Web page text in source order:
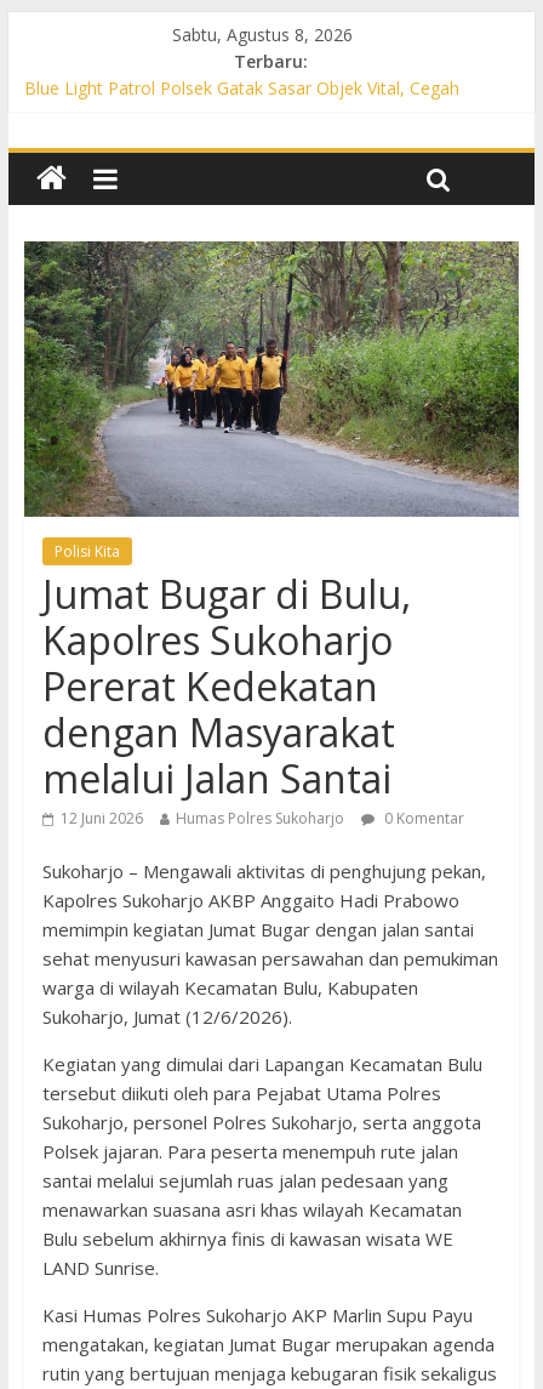
Sabtu, Agustus 8, 2026
Terbaru:
Blue Light Patrol Polsek Gatak Sasar Objek Vital, Cegah
Permukiman, Antisipasi 3C dan Gangguan Kamtibmas
Patroli KRYD Polsek Baki Sisir Titik Rawan, Cegah 3C hingga
Patroli Blue Light Polsek Nguter Sasar Perbankan hingga
Permukiman, Antisipasi 3C dan Gangguan Kamtibmas
Blue Light Patrol Polsek Tawangsari Sisir Belasan Desa, Cegah
Kejahatan 3C dan Gangguan Kamtibmas
Polisi Kita
Jumat Bugar di Bulu,
Kapolres Sukoharjo
Pererat Kedekatan
dengan Masyarakat
melalui Jalan Santai
12 Juni 2026 Humas Polres Sukoharjo 0 Komentar
Sukoharjo – Mengawali aktivitas di penghujung pekan,
Kapolres Sukoharjo AKBP Anggaito Hadi Prabowo
memimpin kegiatan Jumat Bugar dengan jalan santai
sehat menyusuri kawasan persawahan dan pemukiman
warga di wilayah Kecamatan Bulu, Kabupaten
Sukoharjo, Jumat (12/6/2026).
Kegiatan yang dimulai dari Lapangan Kecamatan Bulu
tersebut diikuti oleh para Pejabat Utama Polres
Sukoharjo, personel Polres Sukoharjo, serta anggota
Polsek jajaran. Para peserta menempuh rute jalan
santai melalui sejumlah ruas jalan pedesaan yang
menawarkan suasana asri khas wilayah Kecamatan
Bulu sebelum akhirnya finis di kawasan wisata WE
LAND Sunrise.
Kasi Humas Polres Sukoharjo AKP Marlin Supu Payu
mengatakan, kegiatan Jumat Bugar merupakan agenda
rutin yang bertujuan menjaga kebugaran fisik sekaligus